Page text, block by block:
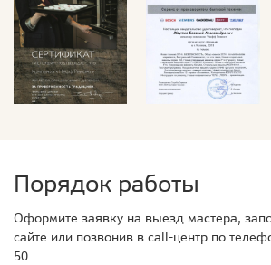
Порядок работы
Оформите заявку на выезд мастера,
сайте или позвонив в call-центр по
50